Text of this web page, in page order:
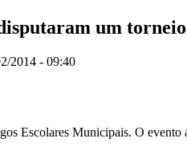
um
2014 - 09:40
Escolares Municipais. O